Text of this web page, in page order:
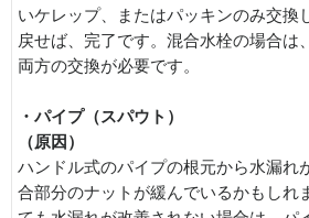
いケレップ、またはパッキンのみ交換
戻せば、完了です。混合水栓の場合は
両方の交換が必要です。
・パイプ（スパウト）
（原因）
ハンドル式のパイプの根元から水漏れ
合部分のナットが緩んでいるかもしれ